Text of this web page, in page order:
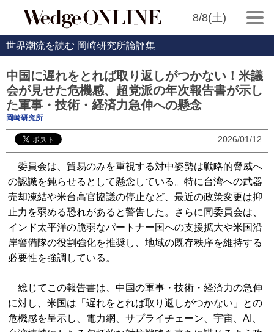
8/8(土)
世界潮流を読む 岡崎研究所論評集
中国に遅れをとれば取り返しがつかない！米議
会が見せた危機感、超党派の年次報告書が示し
た軍事・技術・経済力急伸への懸念
岡崎研究所
2026/01/12
委員会は、貿易のみを重視する対中姿勢は戦略的脅威へ
の認識を鈍らせるとして懸念している。特に台湾への武器
売却凍結や米台高官協議の停止など、最近の政策変更は抑
止力を弱める恐れがあると警告した。さらに同委員会は、
インド太平洋の脆弱なパートナー国への支援拡大や米国沿
岸警備隊の役割強化を推奨し、地域の既存秩序を維持する
必要性を強調している。
総じてこの報告書は、中国の軍事・技術・経済力の急伸
に対し、米国は「遅れをとれば取り返しがつかない」との
危機感を呈示し、電力網、サプライチェーン、宇宙、AI、